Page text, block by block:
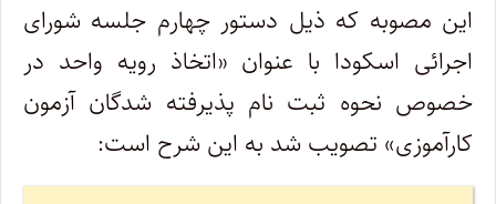
این مصوبه که ذیل دستور چهارم جلسه شورای
اجرائی اسکودا با عنوان «اتخاذ رویه واحد در
خصوص نحوه ثبت نام پذیرفته شدگان آزمون
کارآموزی» تصویب شد به این شرح است: